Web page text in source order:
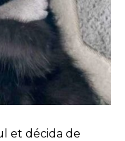
et décida de